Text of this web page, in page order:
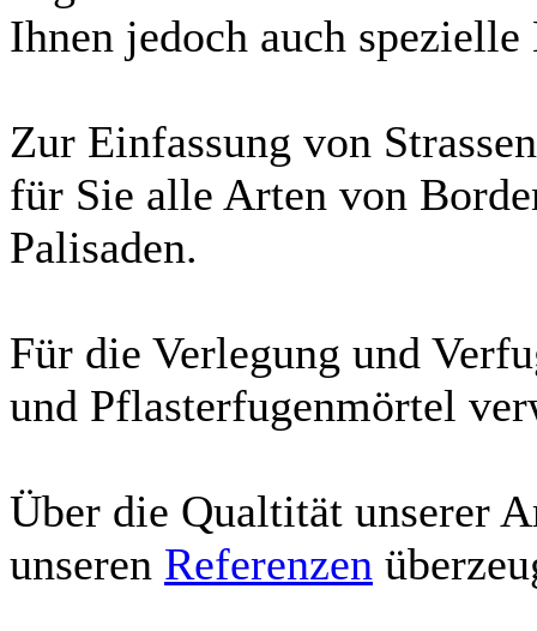
Ihnen jedoch auch
Zur Einfassung von
für Sie alle Arten von
Palisaden.
Für die Verlegung und
und Pflasterfugenmörtel
Über die Qualtität unserer
unseren Referenzen